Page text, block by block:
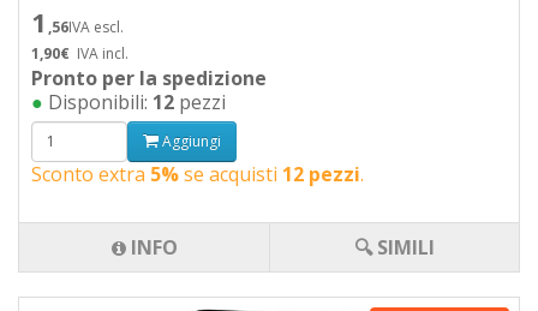
1 ,56IVA escl.
1,90€ IVA incl.
Pronto per la spedizione
● Disponibili: 12 pezzi
Aggiungi
Sconto extra 5%se acquisti 12 pezzi.
INFO 🔍 SIMILI